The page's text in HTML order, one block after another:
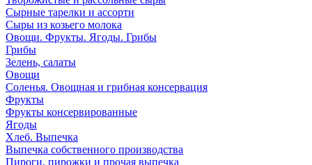
Сырные тарелки и ассорти
Сыры из козьего молока
Овощи. Фрукты. Ягоды. Грибы
Грибы
Зелень, салаты
Овощи
Соленья. Овощная и грибная консервация
Фрукты
Фрукты консервированные
Ягоды
Хлеб. Выпечка
Выпечка собственного производства
Пироги, пирожки и прочая выпечка